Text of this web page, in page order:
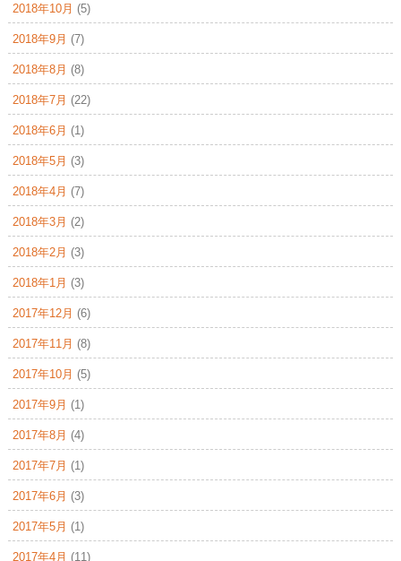
2018年10月 (5)
2018年9月 (7)
2018年8月 (8)
2018年7月 (22)
2018年6月 (1)
2018年5月 (3)
2018年4月 (7)
2018年3月 (2)
2018年2月 (3)
2018年1月 (3)
2017年12月 (6)
2017年11月 (8)
2017年10月 (5)
2017年9月 (1)
2017年8月 (4)
2017年7月 (1)
2017年6月 (3)
2017年5月 (1)
2017年4月 (11)